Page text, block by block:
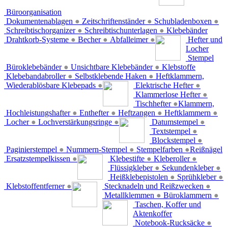
Büroorganisation
Dokumentenablagen ● Zeitschriftenständer ● Schubladenboxen ●
Schreibtischorganizer ● Schreibtischunterlagen ●
Drahtkorb-Systeme ● Becher ● Abfalleimer ●
Klebebänder
Büroklebebänder ● Unsichtbare Klebebänder ●
Klebebandabroller ● Selbstklebende Haken ●
Wiederablösbare Klebepads ●
Hefter und
Locher
Elektrische Hefter ●
Klammerlose Hefter ●
Tischhefter ●
Hochleistungshafter ● Enthefter ● Heftzangen ● Heftklammern ●
Locher ● Lochverstärkungsringe ●
Stempel
Datumstempel ●
Textstempel ●
Blockstempel ●
Paginierstempel ● Nummern-Stempel ● Stempelfarben ●
Ersatzstempelkissen ●
Klebstoffe
Klebestifte ● Kleberoller ●
Flüssigkleber ● Sekundenkleber ●
Heißklebepistolen ● Sprühkleber ●
Klebstoffentferner ●
Heftklammern,
Klammern,
Reißnägel
Stecknadeln und Reißzwecken ●
Metallklemmen ● Büroklammern ●
Taschen, Koffer und
Aktenkoffer
Notebook-Rucksäcke ●